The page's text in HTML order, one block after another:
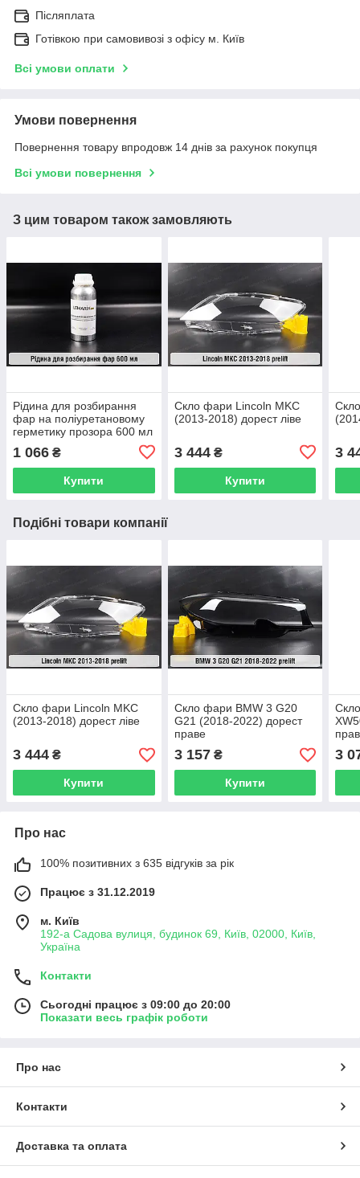
Післяплата
Готівкою при самовивозі з офісу м. Київ
Всі умови оплати
Умови повернення
Повернення товару впродовж 14 днів за рахунок покупця
Всі умови повернення
З цим товаром також замовляють
Рідина для розбирання
фар на поліуретановому
герметику прозора 600 мл
1 066 ₴
Купити
Скло фари Lincoln MKC
(2013-2018) дорест ліве
3 444₴
Купити
3
Подібні товари компанії
Скло фари Lincoln MKC
(2013-2018) дорест ліве
3 444 ₴
Купити
Скло фари BMW 3 G20
G21 (2018-2022) дорест
праве
3 157₴
Купити
3
Про нас
100% позитивних з 635 відгуків за рік
Працює з 31.12.2019
м. Київ
192-а Садова вулиця, будинок 69, Київ, 02000, Київ,
Україна
Контакти
Сьогодні працює з 09:00 до 20:00
Показати весь графік роботи
Про нас
Контакти
Доставка та оплата